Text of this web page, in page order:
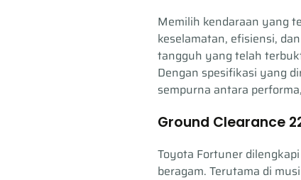
Memilih kendaraan yang
keselamatan, efisiensi,
tangguh yang telah
Dengan spesifikasi yang
sempurna antara
Ground Clearance
Toyota Fortuner
beragam. Terutama di